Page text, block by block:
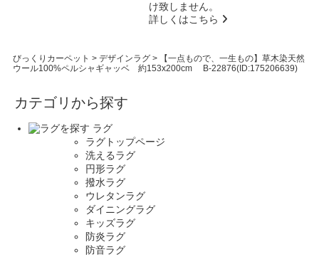
け致しません。
詳しくはこちら
びっくりカーペット > デザインラグ>
【一点もので、一生もの】草木染天然
ウール100%ペルシャギャッベ 約153x200cm B-22876(ID:175206639)
カテゴリから探す
ラグ
ラグトップページ
洗えるラグ
円形ラグ
撥水ラグ
ウレタンラグ
ダイニングラグ
キッズラグ
防炎ラグ
防音ラグ